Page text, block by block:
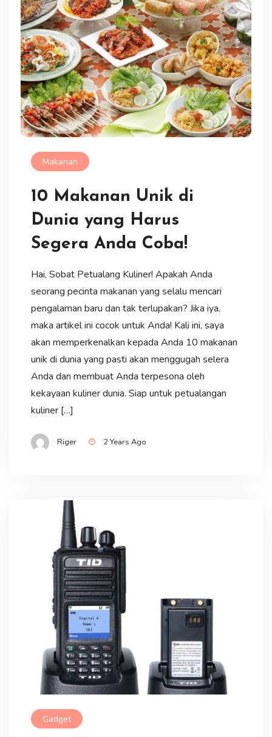
Makanan
10 Makanan Unik di
Dunia yang Harus
Segera Anda Coba!
Hai, Sobat Petualang Kuliner! Apakah Anda
seorang pecinta makanan yang selalu mencari
pengalaman baru dan tak terlupakan? Jika iya,
maka artikel ini cocok untuk Anda! Kali ini, saya
akan memperkenalkan kepada Anda 10 makanan
unik di dunia yang pasti akan menggugah selera
Anda dan membuat Anda terpesona oleh
kekayaan kuliner dunia. Siap untuk petualangan
kuliner […]
Riger 2 Years Ago
Gadget